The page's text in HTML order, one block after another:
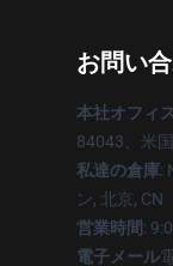
お問い
本社オフィス
84043、米国
私達の倉庫:
ン, 北京, CN
営業時間:
電子メール